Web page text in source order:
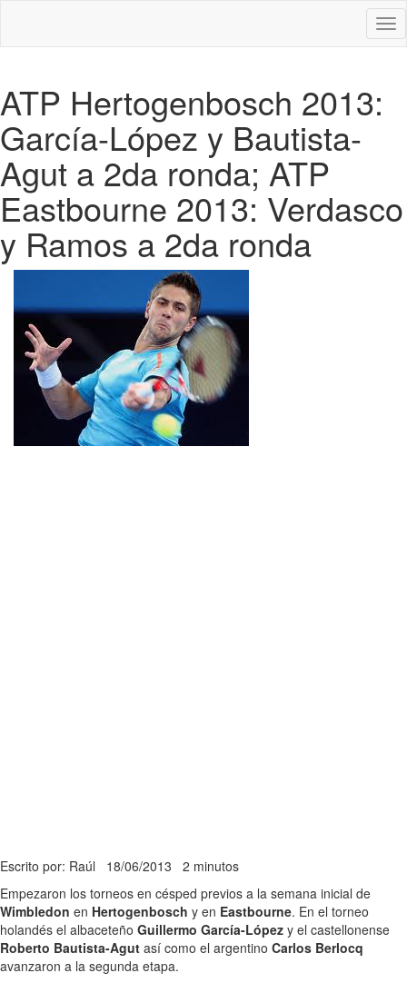
ATP Hertogenbosch 2013:
García-López y Bautista-
Agut a 2da ronda; ATP
Eastbourne 2013: Verdasco
y Ramos a 2da ronda
Escrito por: Raúl 18/06/2013 2 minutos
Empezaron los torneos en césped previos a la semana inicial de
Wimbledon en Hertogenbosch y en Eastbourne. En el torneo
holandés el albaceteño Guillermo García-López y el castellonense
Roberto Bautista-Agut así como el argentino Carlos Berlocq
avanzaron a la segunda etapa.